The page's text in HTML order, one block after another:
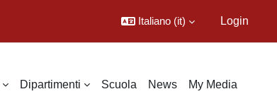
Italiano ‎(it)‎ Login
Dipartimenti Scuola News My Media